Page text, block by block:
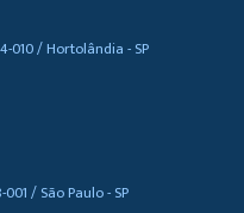
010 / Hortolândia - SP
/ São Paulo - SP